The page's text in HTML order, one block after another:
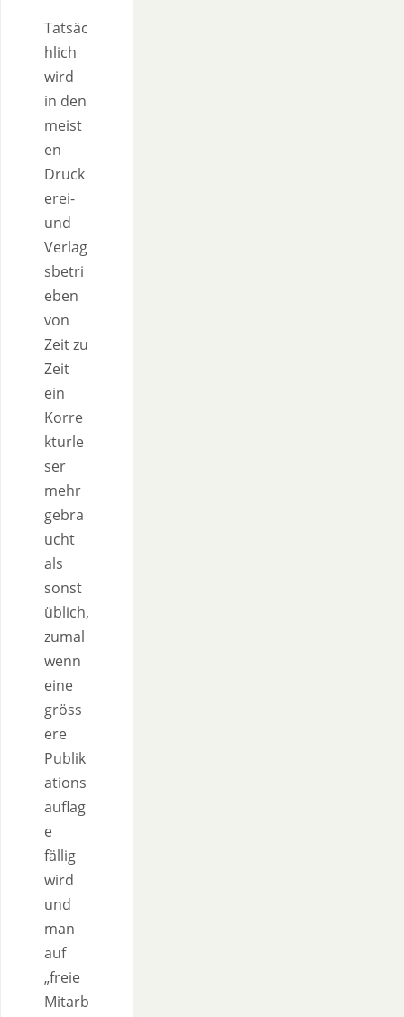
Tatsäc
hlich
wird
in den
meist
en
Druck
erei-
und
Verlag
sbetri
eben
von
Zeit zu
Zeit
ein
Korre
kturle
ser
mehr
gebra
ucht
als
sonst
üblich,
zumal
wenn
eine
gröss
ere
Publik
ations
auflag
e
fällig
wird
und
man
auf
„freie
Mitarb